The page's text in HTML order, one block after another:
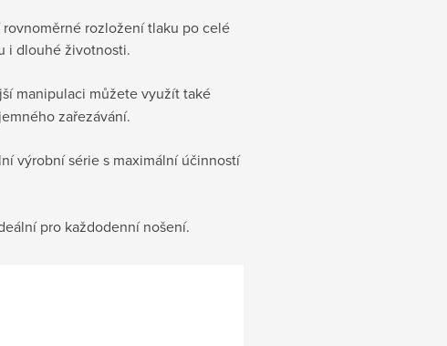
rozložení tlaku po celé
i dlouhé životnosti.
manipulaci můžete využít také
zařezávání.
výrobní série s maximální účinností
pro každodenní nošení.